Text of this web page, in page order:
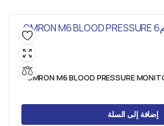
إضافة إلى السلة